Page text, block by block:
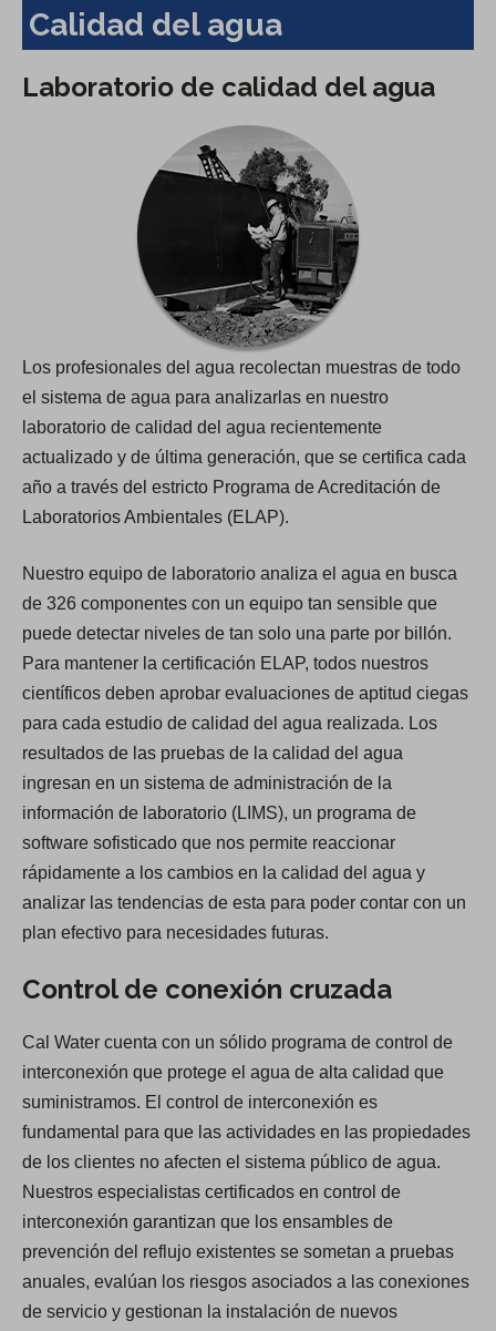
Calidad del agua
Laboratorio de calidad del agua
Los profesionales del agua recolectan muestras de todo
el sistema de agua para analizarlas en nuestro
laboratorio de calidad del agua recientemente
actualizado y de última generación, que se certifica cada
año a través del estricto Programa de Acreditación de
Laboratorios Ambientales (ELAP).
Nuestro equipo de laboratorio analiza el agua en busca
de 326 componentes con un equipo tan sensible que
puede detectar niveles de tan solo una parte por billón.
Para mantener la certificación ELAP, todos nuestros
científicos deben aprobar evaluaciones de aptitud ciegas
para cada estudio de calidad del agua realizada. Los
resultados de las pruebas de la calidad del agua
ingresan en un sistema de administración de la
información de laboratorio (LIMS), un programa de
software sofisticado que nos permite reaccionar
rápidamente a los cambios en la calidad del agua y
analizar las tendencias de esta para poder contar con un
plan efectivo para necesidades futuras.
Control de conexión cruzada
Cal Water cuenta con un sólido programa de control de
interconexión que protege el agua de alta calidad que
suministramos. El control de interconexión es
fundamental para que las actividades en las propiedades
de los clientes no afecten el sistema público de agua.
Nuestros especialistas certificados en control de
interconexión garantizan que los ensambles de
prevención del reflujo existentes se sometan a pruebas
anuales, evalúan los riesgos asociados a las conexiones
de servicio y gestionan la instalación de nuevos